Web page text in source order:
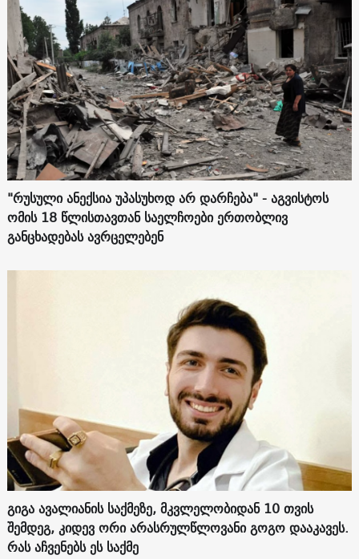
"რუსული ანექსია უპასუხოდ არ დარჩება" - აგვისტოს
ომის 18 წლისთავთან საელჩოები ერთობლივ
განცხადებას ავრცელებენ
გიგა ავალიანის საქმეზე, მკვლელობიდან 10 თვის
შემდეგ, კიდევ ორი არასრულწლოვანი გოგო დააკავეს.
რას აჩვენებს ეს საქმე